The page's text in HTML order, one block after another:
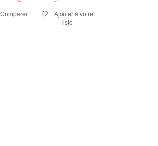
Comparer
Ajouter à votre
liste